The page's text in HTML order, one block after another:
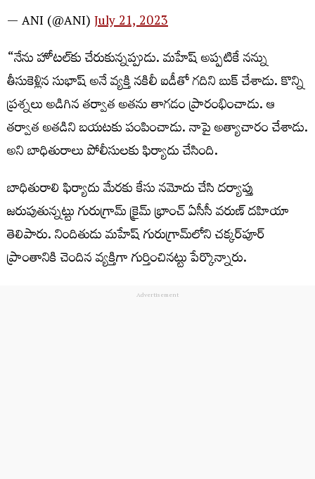
— ANI (@ANI)July 21, 2023
“నేను హోటల్‌కు చేరుకున్నప్పుడు. మహేష్ అప్పటికే నన్ను
తీసుకెళ్లిన సుభాష్ అనే వ్య‌క్తి నకిలీ ఐడీతో గదిని బుక్ చేశాడు. కొన్ని
ప్రశ్నలు అడిగిన తర్వాత అతను తాగడం ప్రారంభించాడు. ఆ
తర్వాత అత‌డిని బ‌య‌ట‌కు పంపించాడు. నాపై అత్యాచారం చేశాడు.
అని బాధితురాలు పోలీసుల‌కు ఫిర్యాదు చేసింది.
బాధితురాలి ఫిర్యాదు మేర‌కు కేసు న‌మోదు చేసి దర్యాప్తు
జరుపుతున్న‌ట్టు గురుగ్రామ్ క్రైమ్ భ్రాంచ్ ఏసీసీ వ‌రుణ్ దహియా
తెలిపారు. నిందితుడు మహేష్ గురుగ్రామ్‌లోని చక్కర్‌పూర్
ప్రాంతానికి చెందిన వ్య‌క్తిగా గుర్తించిన‌ట్టు పేర్కొన్నారు.